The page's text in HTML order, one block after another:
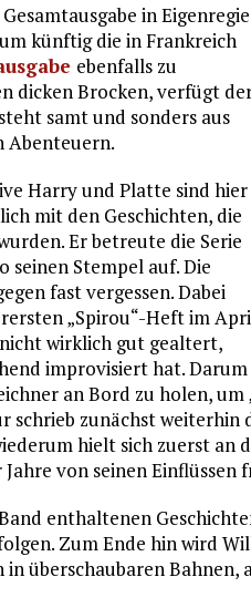
in Eigenregie
künftig die in Frankreich
ebenfalls zu
dicken Brocken, verfügt
samt und sonders aus
Abenteuern.
Harry und Platte sind hier
mit den Geschichten, die
Er betreute die Serie
seinen Stempel auf. Die
fast vergessen. Dabei
„Spirou“-Heft im
wirklich gut gealtert,
improvisiert hat. Darum
an Bord zu holen,
zunächst weiterhin
hielt sich zuerst an
von seinen Einflüssen
enthaltenen
Zum Ende hin wird
überschaubaren Bahnen,